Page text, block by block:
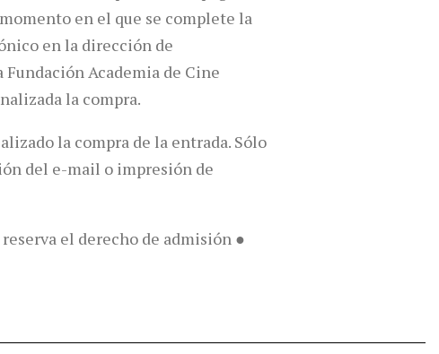
en el que se complete la
en la dirección de
Academia de Cine
la compra.
la compra de la entrada. Sólo
del e-mail o impresión de
el derecho de admisión ●